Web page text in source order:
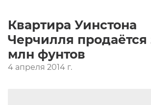
Квартира Уинстона
Черчилля продаётся
млн фунтов
4 апреля 2014 г.